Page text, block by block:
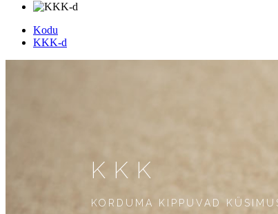
Kodu
KKK-d
KKK
KORDUMA KIPPUVAD